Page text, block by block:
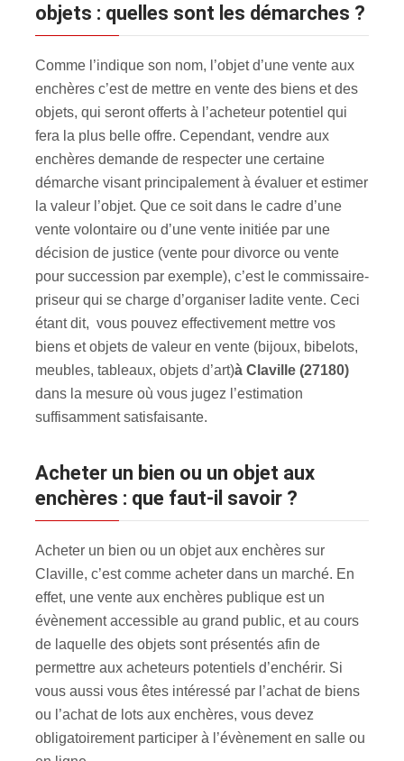
objets : quelles sont les démarches ?
Comme l’indique son nom, l’objet d’une vente aux
enchères c’est de mettre en vente des biens et des
objets, qui seront offerts à l’acheteur potentiel qui
fera la plus belle offre. Cependant, vendre aux
enchères demande de respecter une certaine
démarche visant principalement à évaluer et estimer
la valeur l’objet. Que ce soit dans le cadre d’une
vente volontaire ou d’une vente initiée par une
décision de justice (vente pour divorce ou vente
pour succession par exemple), c’est le commissaire-
priseur qui se charge d’organiser ladite vente. Ceci
étant dit, vous pouvez effectivement mettre vos
biens et objets de valeur en vente (bijoux, bibelots,
meubles, tableaux, objets d’art)à Claville (27180)
dans la mesure où vous jugez l’estimation
suffisamment satisfaisante.
Acheter un bien ou un objet aux
enchères : que faut-il savoir ?
Acheter un bien ou un objet aux enchères sur
Claville, c’est comme acheter dans un marché. En
effet, une vente aux enchères publique est un
évènement accessible au grand public, et au cours
de laquelle des objets sont présentés afin de
permettre aux acheteurs potentiels d’enchérir. Si
vous aussi vous êtes intéressé par l’achat de biens
ou l’achat de lots aux enchères, vous devez
obligatoirement participer à l’évènement en salle ou